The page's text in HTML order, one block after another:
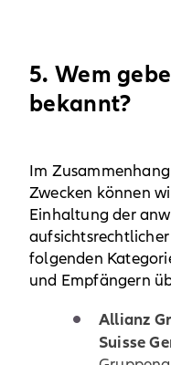
5. Wem
bekannt?
Im
Zwecken können
Einhaltung der
folgenden
und Empfängern
Allianz
Suisse